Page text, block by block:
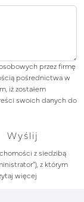
przez firmę
pośrednictwa w
iż zostałem
swoich danych do
z siedzibą
z którym
więcej